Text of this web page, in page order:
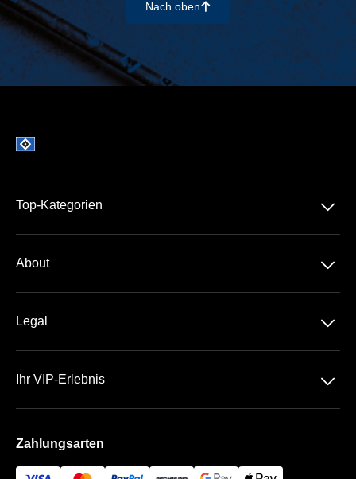
Nach oben􀄨
Top-Kategorien 􀆈
DFB-Pokal
About 􀆈
Team
Legal 􀆈
Ihr VIP-Erlebnis 􀆈
Zahlungsarten